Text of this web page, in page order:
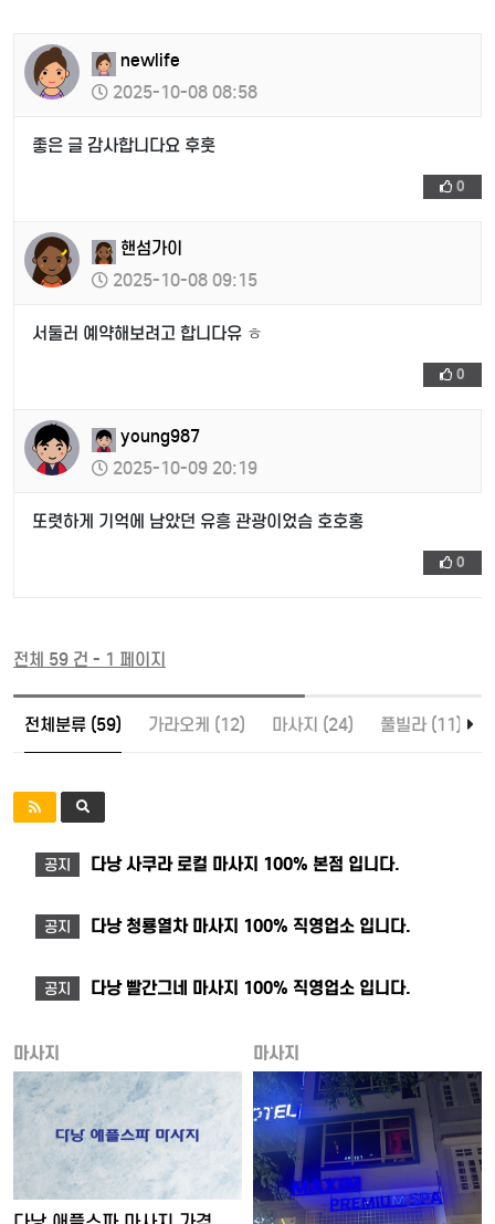
newlife
2025-10-08 08:58
좋은 글 감사합니다요 후훗
0
핸섬가이
2025-10-08 09:15
서둘러 예약해보려고 합니다유 ㅎ
0
young987
2025-10-09 20:19
또렷하게 기억에 남았던 유흥 관광이었슴 호호홍
0
전체 59 건 - 1 페이지
전체분류 (59) 가라오케 (12) 마사지 (24) 풀빌라 (11)
공지 다낭 사쿠라 로컬 마사지 100% 본점 입니다.
공지 다낭 청룡열차 마사지 100% 직영업소 입니다.
공지 다낭 빨간그네 마사지 100% 직영업소 입니다.
마사지 마사지